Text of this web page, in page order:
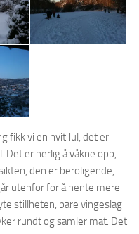
fikk vi en hvit Jul, det er
er herlig å våkne opp,
den er beroligende,
utenfor for å hente mere
stillheten, bare vingeslag
rundt og samler mat. Det